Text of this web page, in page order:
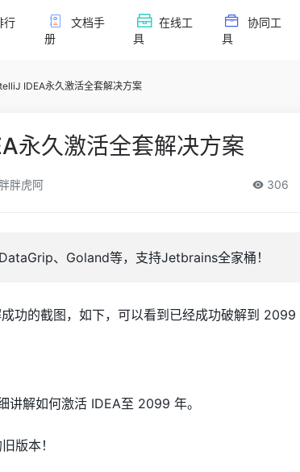
行
文档手
册
在线工
具
协同工
具
IDEA永久激活全套解决方案
永久激活全套解决方案
胖虎阿 306
、Goland等，支持Jetbrains全家桶！
功的截图，如下，可以看到已经成功破解到 2099
讲解如何激活 IDEA至 2099 年。
版本！